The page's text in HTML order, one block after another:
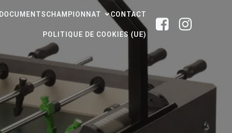
DOCUMENTSCHAMPIONNAT CONTACT
POLITIQUE DE COOKIES (UE)